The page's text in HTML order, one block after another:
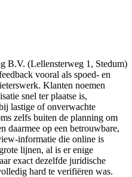
B.V. (Lellensterweg 1, Stedum)
vooral als spoed- en
Klanten noemen
snel ter plaatse is,
lastige of onverwachte
zelfs buiten de planning om
daarmee op een betrouwbare,
informatie die online is
lijnen, al is er enige
exact dezelfde juridische
hard te verifiëren was.